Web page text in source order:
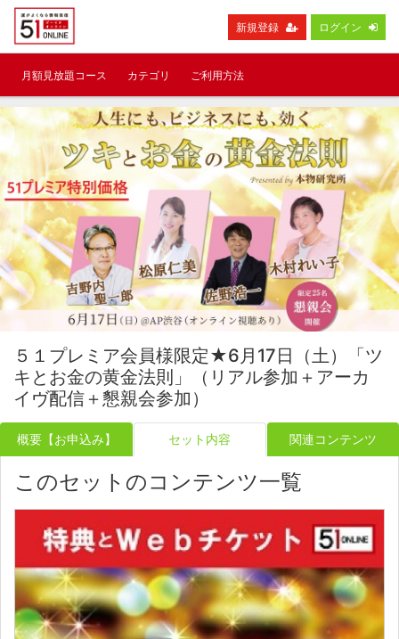
新規登録 ログイン
月額見放題コース カテゴリ ご利用方法
５１プレミア会員様限定★6月17日（土）「ツ
キとお金の黄金法則」（リアル参加＋アーカ
イヴ配信＋懇親会参加）
概要【お申込み】 セット内容 関連コンテンツ
このセットのコンテンツ一覧